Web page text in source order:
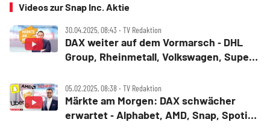
Videos zur Snap Inc. Aktie
30.04.2025, 08:43 ‧ TV Redaktion
DAX weiter auf dem Vormarsch ‑ DHL
Group, Rheinmetall, Volkswagen, Super
Solar, Visa, American Express, Amazon
05.02.2025, 08:38 ‧ TV Redaktion
Märkte am Morgen: DAX schwächer
erwartet ‑ Alphabet, AMD, Snap, Spotify,